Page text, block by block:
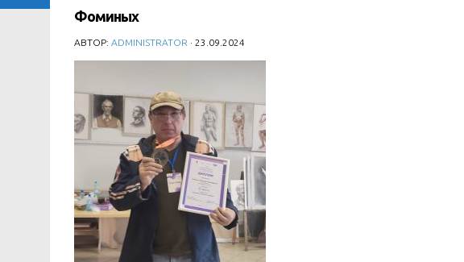
Фоминых
АВТОР: ADMINISTRATOR · 23.09.2024